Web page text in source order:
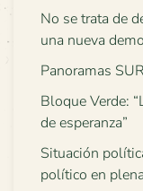
No se trata de
una nueva
Panoramas
Bloque Verde:
de esperanza”
Situación
político en